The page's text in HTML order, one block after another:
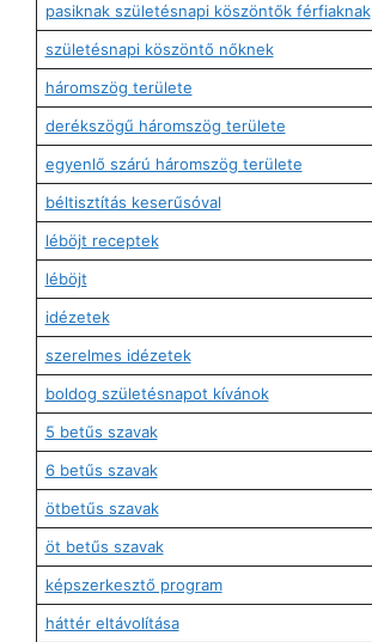
pasiknak születésnapi köszöntők férfiaknak
születésnapi köszöntő nőknek
háromszög területe
derékszögű háromszög területe
egyenlő szárú háromszög területe
béltisztítás keserűsóval
léböjt receptek
léböjt
idézetek
szerelmes idézetek
boldog születésnapot kívánok
5 betűs szavak
6 betűs szavak
ötbetűs szavak
öt betűs szavak
képszerkesztő program
háttér eltávolítása